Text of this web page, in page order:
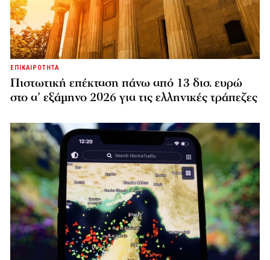
ΕΠΙΚΑΙΡΟΤΗΤΑ
Πιστωτική επέκταση πάνω από 13 δισ. ευρώ
στο α’ εξάμηνο 2026 για τις ελληνικές τράπεζες